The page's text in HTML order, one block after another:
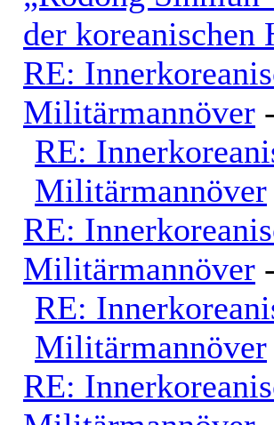
der koreanischen
RE:
Militärmannöver
RE:
Militärmannöver
RE:
Militärmannöver
RE:
Militärmannöver
RE: